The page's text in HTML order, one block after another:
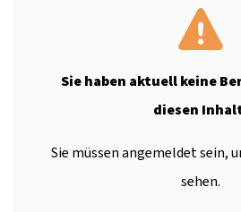
Sie haben aktuell keine
diesen
Sie müssen angemeldet sein,
sehen.